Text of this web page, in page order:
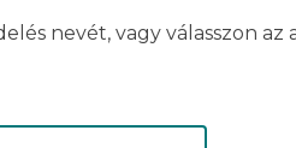
nevét, vagy válasszon